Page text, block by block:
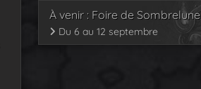
À venir : Foire de Sombrelune
Du 6 au 12 septembre